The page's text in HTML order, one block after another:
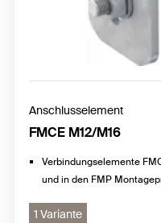
Anschlusselement
FMCE M12/M16
Verbindungselemente
und in den FMP
1 Variante